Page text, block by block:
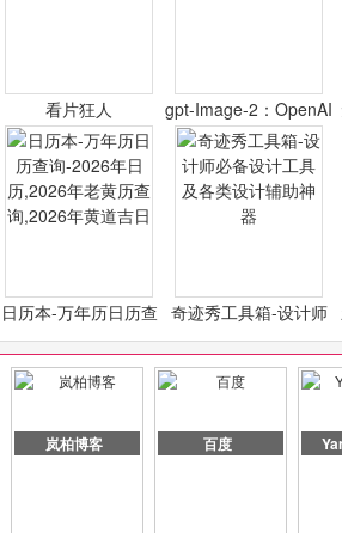
看片狂人
gpt-Image-2：OpenAI
最新AI图像生成器
日历本-万年历日历查
询-2026年日历,2026
年老黄历查询,2026年
奇迹秀工具箱-设计师
必备设计工具及各类设
计辅助神器
岚柏博客 百度